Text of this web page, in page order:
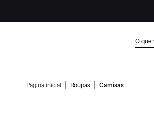
Página inicial Roupas Camisas